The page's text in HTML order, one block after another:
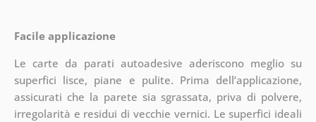
Facile applicazione
Le carte da parati autoadesive aderiscono meglio su
superfici lisce, piane e pulite. Prima dell’applicazione,
assicurati che la parete sia sgrassata, priva di polvere,
irregolarità e residui di vecchie vernici. Le superfici ideali